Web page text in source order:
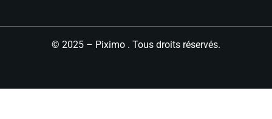
© 2025 – Piximo . Tous droits réservés.